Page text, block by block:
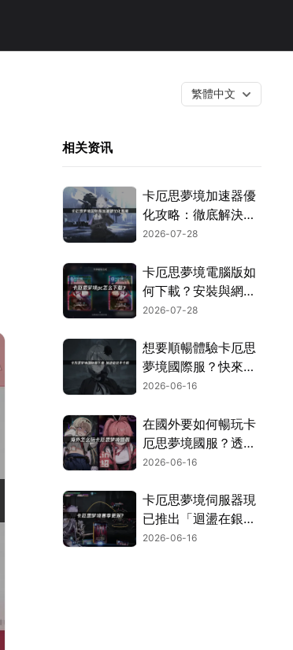
繁體中文
相关资讯
卡厄思夢境加速器優
化攻略：徹底解決延
遲與卡頓問題！
2026-07-28
卡厄思夢境電腦版如
何下載？安裝與網路
優化完整教學！
2026-07-28
想要順暢體驗卡厄思
夢境國際服？快來參
考這篇下載教學，
暢玩！
2026-06-16
在國外要如何暢玩卡
厄思夢境國服？透過
UU加速器的專屬優
卡頓的遊玩體驗！
2026-06-16
卡厄思夢境伺服器現
已推出「迴盪在銀河
中的歌聲」活動，賽
2026-06-16